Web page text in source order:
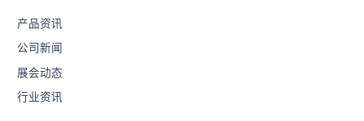
产品资讯
公司新闻
展会动态
行业资讯